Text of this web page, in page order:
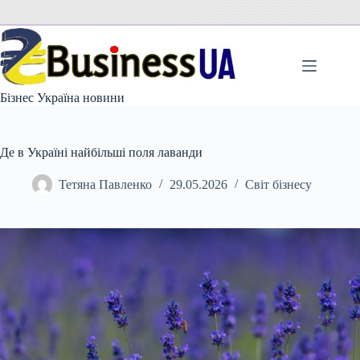
вмісту
Бізнес Україна новини
Де в Україні найбільші поля лаванди
Тетяна Павленко 29.05.2026 Світ бізнесу